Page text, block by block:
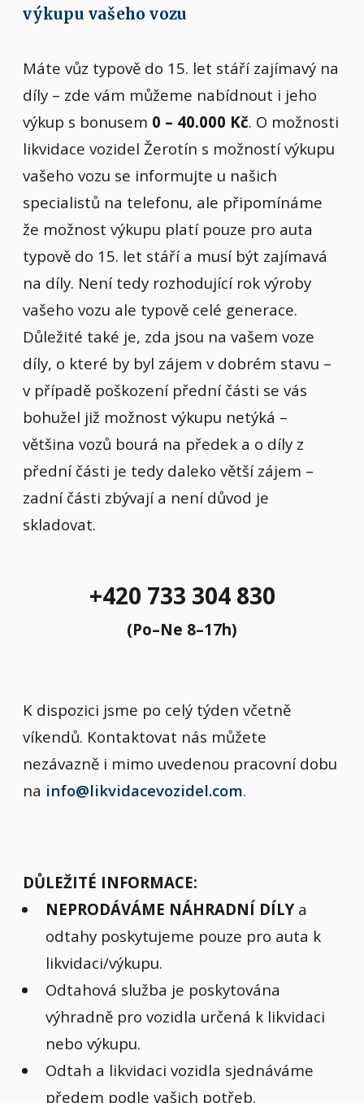
výkupu vašeho vozu
Máte vůz typově do 15. let stáří zajímavý na
díly – zde vám můžeme nabídnout i jeho
výkup s bonusem 0 – 40.000 Kč. O možnosti
likvidace vozidel Žerotín s možností výkupu
vašeho vozu se informujte u našich
specialistů na telefonu, ale připomínáme
že možnost výkupu platí pouze pro auta
typově do 15. let stáří a musí být zajímavá
na díly. Není tedy rozhodující rok výroby
vašeho vozu ale typově celé generace.
Důležité také je, zda jsou na vašem voze
díly, o které by byl zájem v dobrém stavu –
v případě poškození přední části se vás
bohužel již možnost výkupu netýká –
většina vozů bourá na předek a o díly z
přední části je tedy daleko větší zájem –
zadní části zbývají a není důvod je
skladovat.
+420 733 304 830
(Po–Ne 8–17h)
K dispozici jsme po celý týden včetně
víkendů. Kontaktovat nás můžete
nezávazně i mimo uvedenou pracovní dobu
na info@likvidacevozidel.com.
DŮLEŽITÉ INFORMACE:
NEPRODÁVÁME NÁHRADNÍ DÍLYa
odtahy poskytujeme pouze pro auta k
likvidaci/výkupu.
Odtahová služba je poskytována
výhradně pro vozidla určená k likvidaci
nebo výkupu.
Odtah a likvidaci vozidla sjednáváme
předem podle vašich potřeb.